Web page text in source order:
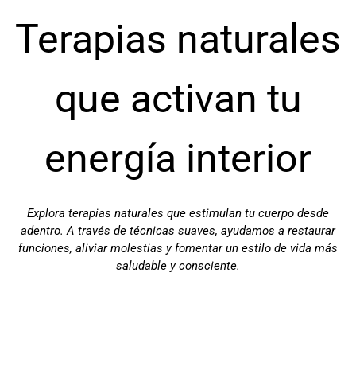
Terapias naturales
que activan tu
energía interior
Explora terapias naturales que estimulan tu cuerpo desde
adentro. A través de técnicas suaves, ayudamos a restaurar
funciones, aliviar molestias y fomentar un estilo de vida más
saludable y consciente.